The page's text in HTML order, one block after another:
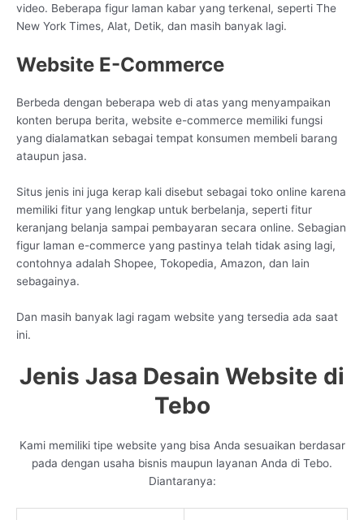
video. Beberapa figur laman kabar yang terkenal, seperti The
New York Times, Alat, Detik, dan masih banyak lagi.
Website E-Commerce
Berbeda dengan beberapa web di atas yang menyampaikan
konten berupa berita, website e-commerce memiliki fungsi
yang dialamatkan sebagai tempat konsumen membeli barang
ataupun jasa.
Situs jenis ini juga kerap kali disebut sebagai toko online karena
memiliki fitur yang lengkap untuk berbelanja, seperti fitur
keranjang belanja sampai pembayaran secara online. Sebagian
figur laman e-commerce yang pastinya telah tidak asing lagi,
contohnya adalah Shopee, Tokopedia, Amazon, dan lain
sebagainya.
Dan masih banyak lagi ragam website yang tersedia ada saat
ini.
Jenis Jasa Desain Website di
Tebo
Kami memiliki tipe website yang bisa Anda sesuaikan berdasar
pada dengan usaha bisnis maupun layanan Anda di Tebo.
Diantaranya: